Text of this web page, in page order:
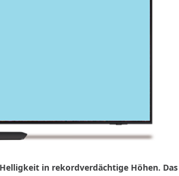
in rekordverdächtige Höhen. Das